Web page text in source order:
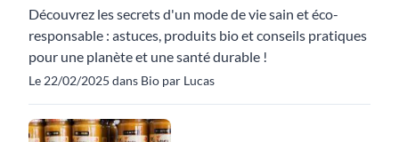
Découvrez les secrets d'un mode de vie sain et éco-
responsable : astuces, produits bio et conseils pratiques
pour une planète et une santé durable !
Le 22/02/2025 dans Bio par Lucas